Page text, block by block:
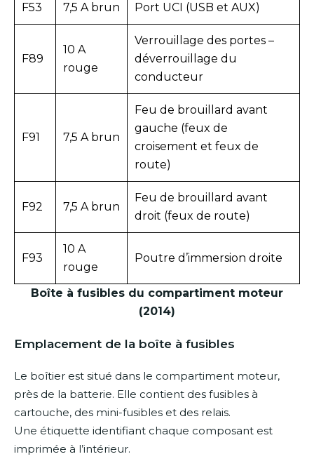
F53 7,5 A brun Port UCI (USB et AUX)
F89
10 A
rouge
Verrouillage des portes –
déverrouillage du
conducteur
F91 7,5 A brun
Feu de brouillard avant
gauche (feux de
croisement et feux de
route)
F92 7,5 A brun
Feu de brouillard avant
droit (feux de route)
F93
10 A
rouge
Poutre d’immersion droite
Boîte à fusibles du compartiment moteur
(2014)
Emplacement de la boîte à fusibles
Le boîtier est situé dans le compartiment moteur,
près de la batterie. Elle contient des fusibles à
cartouche, des mini-fusibles et des relais.
Une étiquette identifiant chaque composant est
imprimée à l’intérieur.